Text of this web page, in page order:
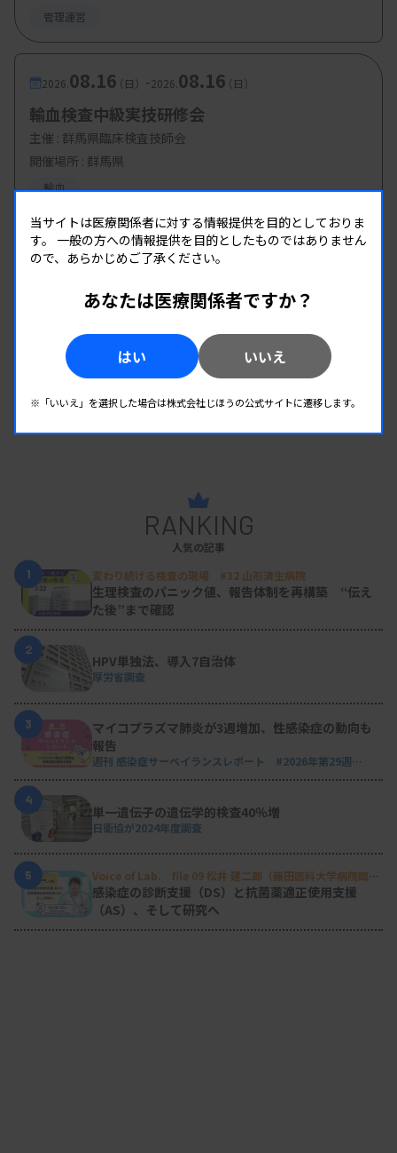
管理運営
2026. 08.16（日） -2026. 08.16（日）
輸血検査中級実技研修会
主催 : 群馬県臨床検査技師会
開催場所 : 群馬県
輸血
RANKING
人気の記事
1
変わり続ける検査の現場 #32 山形済生病院
生理検査のパニック値、報告体制を再構築 “伝え
た後”まで確認
2
HPV単独法、導入7自治体
厚労省調査
3
マイコプラズマ肺炎が3週増加、性感染症の動向も
報告
週刊 感染症サーベイランスレポート #2026年第29週
4
単一遺伝子の遺伝学的検査40％増
日衛協が2024年度調査
5
Voice of Lab. file 09 松井 建二郎（藤田医科大学病院臨床
検査部微生物遺伝子検査室）
感染症の診断支援（DS）と抗菌薬適正使用支援
（AS）、そして研究へ
当サイトは医療関係者に対する情報提供を目的としておりま
す。 一般の方への情報提供を目的としたものではありません
ので、あらかじめご了承ください。
あなたは医療関係者ですか？
はい いいえ
※「いいえ」を選択した場合は株式会社じほうの公式サイトに遷移します。